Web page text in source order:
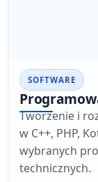
SOFTWARE
Tworzenie i
w C++, PHP,
wybranych
technicznych.